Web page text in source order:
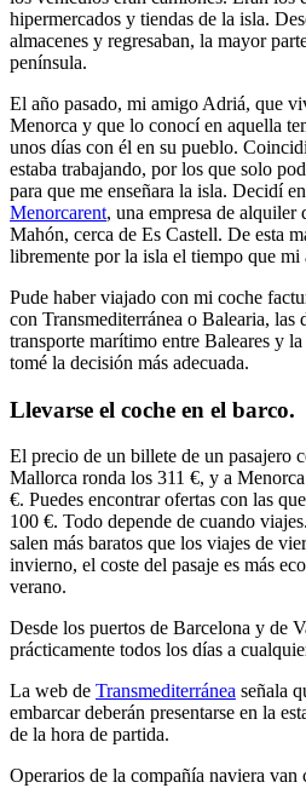
hipermercados y tiendas de la isla.
almacenes y regresaban, la mayor
península.
El año pasado, mi amigo Adriá, que
Menorca y que lo conocí en aquella
unos días con él en su pueblo.
estaba trabajando, por los que solo
para que me enseñara la isla. Decidí
Menorcarent, una empresa de alquiler
Mahón, cerca de Es Castell. De esta
libremente por la isla el tiempo que mi
Pude haber viajado con mi coche
con Transmediterránea o Balearia, las
transporte marítimo entre Baleares y
tomé la decisión más adecuada.
Llevarse el coche en el barco.
El precio de un billete de un pasajero
Mallorca ronda los 311 €, y a
€. Puedes encontrar ofertas con las
100 €. Todo depende de cuando
salen más baratos que los viajes de
invierno, el coste del pasaje es más
verano.
Desde los puertos de Barcelona y de
prácticamente todos los días a
La web de Transmediterránea señala
embarcar deberán presentarse en la
de la hora de partida.
Operarios de la compañía naviera